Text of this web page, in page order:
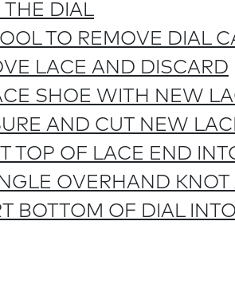
THE DIAL
TO REMOVE DIAL
LACE AND DISCARD
SHOE WITH NEW
AND CUT NEW
TOP OF LACE END
OVERHAND KNOT
BOTTOM OF DIAL